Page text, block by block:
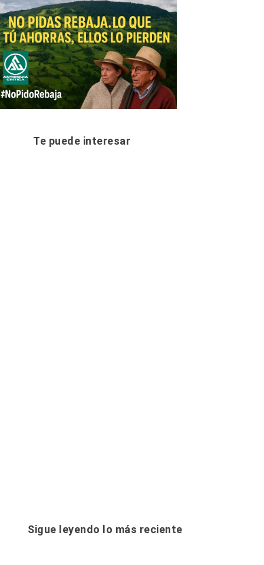
Te puede interesar
Sigue leyendo lo más reciente